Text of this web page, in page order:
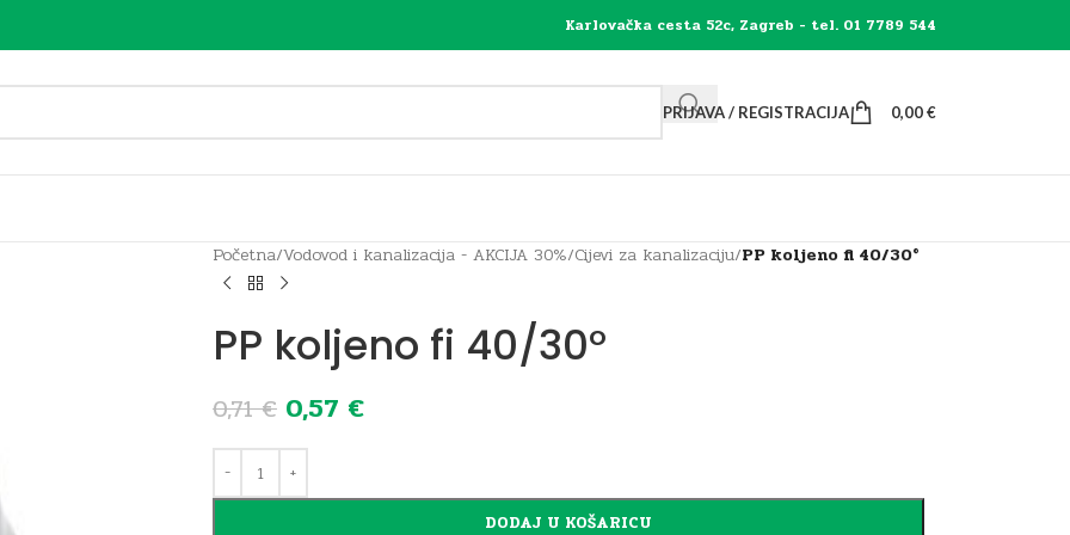
Karlovačka cesta 52c, Zagreb - tel. 01 7789 544
PRIJAVA / REGISTRACIJA 0,00€
Početna/Vodovod i kanalizacija - AKCIJA 30%/Cijevi za kanalizaciju/PP koljeno fi 40/30°
PP koljeno fi 40/30°
0,71€ 0,57 €
DODAJ U KOŠARICU